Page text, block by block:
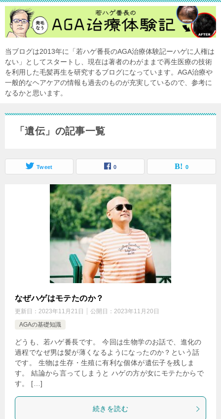
当ブログは2013年に「若ハゲ番長のAGA治療体験記ーハゲに人権は
ない」としてスタートし、現在は著者のわがままで再生医療の技術
を利用した毛髪再生を研究するブログになっています。AGA治療や
一般的なヘアケアの情報も過去のものが充実しているので、参考に
なるかと思います。
「遺伝」の記事一覧
Tweet 0 0
なぜハゲはモテたのか？
更新日： 2023年11月21日 公開日： 2023年11月20日
AGAの基礎知識
どうも、若ハゲ番長です。 今回は生物学のお話で、進化の
過程でなぜ男は髪が薄くなるようになったのか？という話
です。 生物は生存・生殖に有利な個体が遺伝子を残しま
す。 結論から言ってしまうと ハゲの方が女にモテたからで
す。 […]
続きを読む